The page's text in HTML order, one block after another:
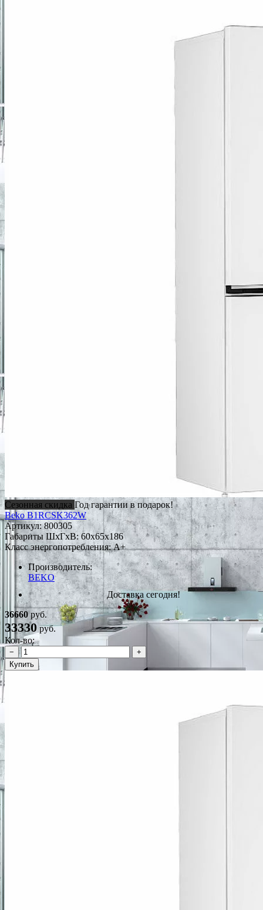
Сезонная скидка Год гарантии в подарок!
Beko B1RCSK362W
Артикул:800305
Габариты ШxГxВ: 60x65x186
Класс энергопотребления: A+
Производитель:
BEKO
Доставка сегодня!
36660руб.
33330 руб.
Кол-во:
−
+
Купить